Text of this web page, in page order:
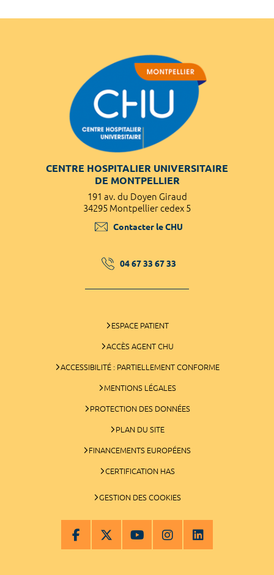
CENTRE HOSPITALIER UNIVERSITAIRE
DE MONTPELLIER
191 av. du Doyen Giraud
34295 Montpellier cedex 5
Contacter le CHU
04 67 33 67 33
ESPACE PATIENT
ACCÈS AGENT CHU
ACCESSIBILITÉ : PARTIELLEMENT CONFORME
MENTIONS LÉGALES
PROTECTION DES DONNÉES
PLAN DU SITE
FINANCEMENTS EUROPÉENS
CERTIFICATION HAS
GESTION DES COOKIES